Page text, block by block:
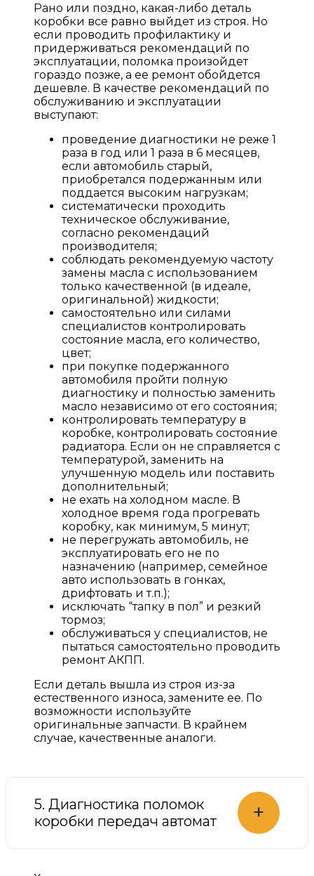
Рано или поздно, какая-либо деталь
коробки все равно выйдет из строя. Но
если проводить профилактику и
придерживаться рекомендаций по
эксплуатации, поломка произойдет
гораздо позже, а ее ремонт обойдется
дешевле. В качестве рекомендаций по
обслуживанию и эксплуатации
выступают:
проведение диагностики не реже 1
раза в год или 1 раза в 6 месяцев,
если автомобиль старый,
приобретался подержанным или
поддается высоким нагрузкам;
систематически проходить
техническое обслуживание,
согласно рекомендаций
производителя;
соблюдать рекомендуемую частоту
замены масла с использованием
только качественной (в идеале,
оригинальной) жидкости;
самостоятельно или силами
специалистов контролировать
состояние масла, его количество,
цвет;
при покупке подержанного
автомобиля пройти полную
диагностику и полностью заменить
масло независимо от его состояния;
контролировать температуру в
коробке, контролировать состояние
радиатора. Если он не справляется с
температурой, заменить на
улучшенную модель или поставить
дополнительный;
не ехать на холодном масле. В
холодное время года прогревать
коробку, как минимум, 5 минут;
не перегружать автомобиль, не
эксплуатировать его не по
назначению (например, семейное
авто использовать в гонках,
дрифтовать и т.п.);
исключать “тапку в пол” и резкий
тормоз;
обслуживаться у специалистов, не
пытаться самостоятельно проводить
ремонт АКПП.
Если деталь вышла из строя из-за
естественного износа, замените ее. По
возможности используйте
оригинальные запчасти. В крайнем
случае, качественные аналоги.
5. Диагностика поломок
коробки передач автомат
+